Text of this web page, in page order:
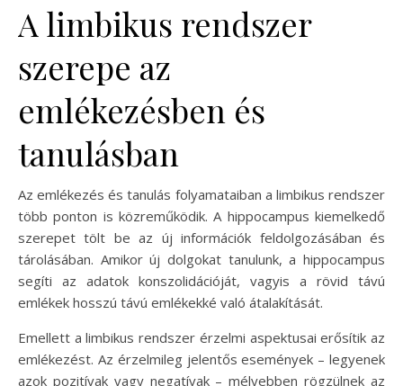
A limbikus rendszer
szerepe az
emlékezésben és
tanulásban
Az emlékezés és tanulás folyamataiban a limbikus rendszer
több ponton is közreműködik. A hippocampus kiemelkedő
szerepet tölt be az új információk feldolgozásában és
tárolásában. Amikor új dolgokat tanulunk, a hippocampus
segíti az adatok konszolidációját, vagyis a rövid távú
emlékek hosszú távú emlékekké való átalakítását.
Emellett a limbikus rendszer érzelmi aspektusai erősítik az
emlékezést. Az érzelmileg jelentős események – legyenek
azok pozitívak vagy negatívak – mélyebben rögzülnek az